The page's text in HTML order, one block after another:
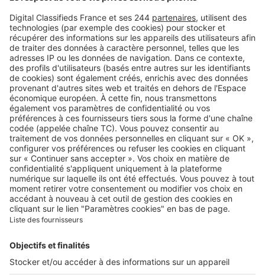
Retrouvez-nous sur …
A propos
Qui sommes-nous ?
Contacter le service client
Nous rejoindre
Presse
Nos applications